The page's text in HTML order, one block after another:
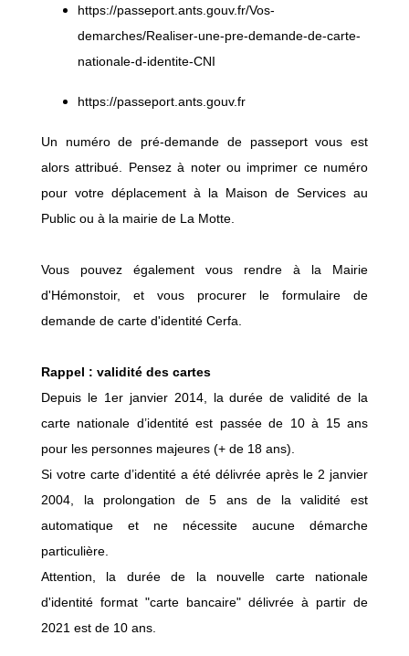
https://passeport.ants.gouv.fr/Vos-
demarches/Realiser-une-pre-demande-de-carte-
nationale-d-identite-CNI
https://passeport.ants.gouv.fr
Un numéro de pré-demande de passeport vous est
alors attribué. Pensez à noter ou imprimer ce numéro
pour votre déplacement à la Maison de Services au
Public ou à la mairie de La Motte.
Vous pouvez également vous rendre à la Mairie
d'Hémonstoir, et vous procurer le formulaire de
demande de carte d'identité Cerfa.
Rappel : validité des cartes
Depuis le 1er janvier 2014, la durée de validité de la
carte nationale d’identité est passée de 10 à 15 ans
pour les personnes majeures (+ de 18 ans).
Si votre carte d’identité a été délivrée après le 2 janvier
2004, la prolongation de 5 ans de la validité est
automatique et ne nécessite aucune démarche
particulière.
Attention, la durée de la nouvelle carte nationale
d'identité format "carte bancaire" délivrée à partir de
2021 est de 10 ans.